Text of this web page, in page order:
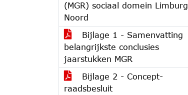
(MGR) sociaal domein Limburg
Noord
Bijlage 1 - Samenvatting
belangrijkste conclusies
jaarstukken MGR
Bijlage 2 - Concept-
raadsbesluit